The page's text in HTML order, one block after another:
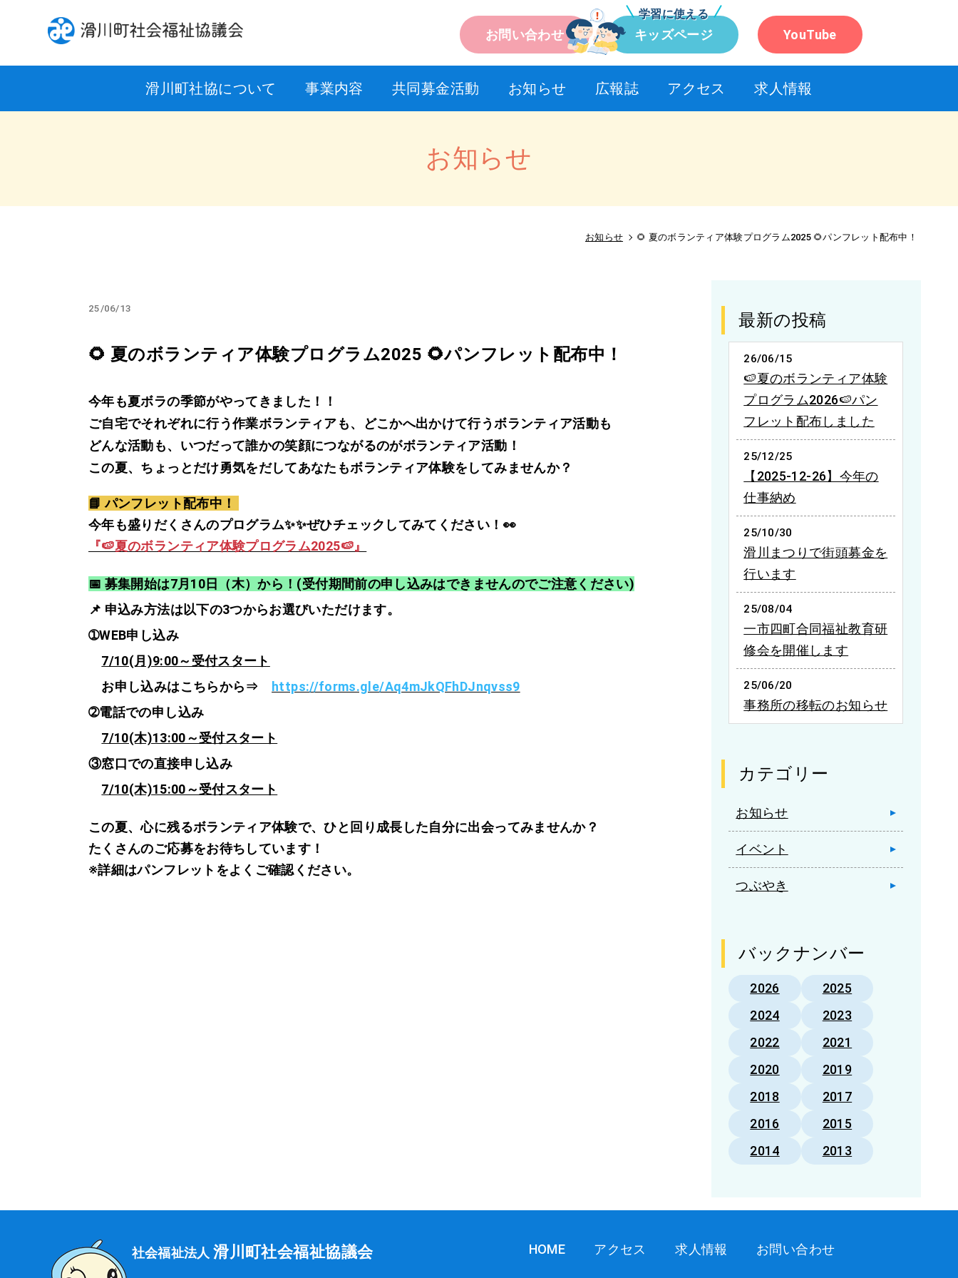
滑川町社協について 事業内容 共同募金活動 お知らせ 広報誌 アクセス
お問い合わせ
学習に使える
キッズページ YouTube
求人情報
お知らせ
お知らせ 🌻 夏のボランティア体験プログラム2025 🌻パンフレット配布中！
25/06/13
🌻 夏のボランティア体験プログラム2025 🌻パンフレット配布中！
今年も夏ボラの季節がやってきました！！
ご自宅でそれぞれに行う作業ボランティアも、どこかへ出かけて行うボランティア活動も
どんな活動も、いつだって誰かの笑顔につながるのがボランティア活動！
この夏、ちょっとだけ勇気をだしてあなたもボランティア体験をしてみませんか？
📘 パンフレット配布中！
今年も盛りだくさんのプログラム✨✨ぜひチェックしてみてください！👀
『🍉夏のボランティア体験プログラム2025🍉』
📅 募集開始は7月10日（木）から！(受付期間前の申し込みはできませんのでご注意ください)
📌 申込み方法は以下の3つからお選びいただけます。
➀WEB申し込み
7/10(月)9:00～受付スタート
お申し込みはこちらから⇒
https://forms.gle/Aq4mJkQFhDJnqvss9
➁電話での申し込み
7/10(木)13:00～受付スタート
③窓口での直接申し込み
7/10(木)15:00～受付スタート
この夏、心に残るボランティア体験で、ひと回り成長した自分に出会ってみませんか？
たくさんのご応募をお待ちしています！
※詳細はパンフレットをよくご確認ください。
最新の投稿
26/06/15
🍉夏のボランティア体験
プログラム2026🍉パン
フレット配布しました
25/12/25
【2025-12-26】今年の
仕事納め
25/10/30
滑川まつりで街頭募金を
行います
25/08/04
一市四町合同福祉教育研
修会を開催します
25/06/20
事務所の移転のお知らせ
カテゴリー
お知らせ
イベント
つぶやき
バックナンバー
2026
2025
2024
2023
2022
2021
2020
2019
2018
2017
2016
2015
2014
2013
HOME アクセス 求人情報 お問い合わせ
社会福祉法人 滑川町社会福祉協議会